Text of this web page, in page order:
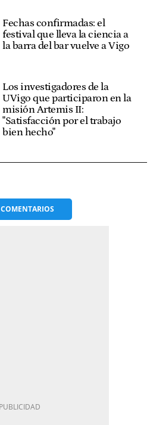
Fechas confirmadas: el
festival que lleva la ciencia a
la barra del bar vuelve a Vigo
Los investigadores de la
UVigo que participaron en la
misión Artemis II:
"Satisfacción por el trabajo
bien hecho"
COMENTARIOS